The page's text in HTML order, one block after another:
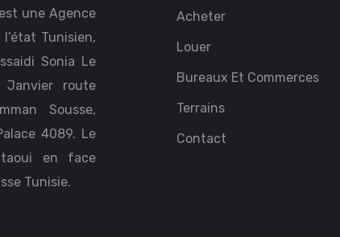
une Agence
Tunisien,
Sonia Le
Janvier route
Sousse,
4089. Le
en face
Tunisie.
Acheter
Louer
Bureaux Et Commerces
Terrains
Contact